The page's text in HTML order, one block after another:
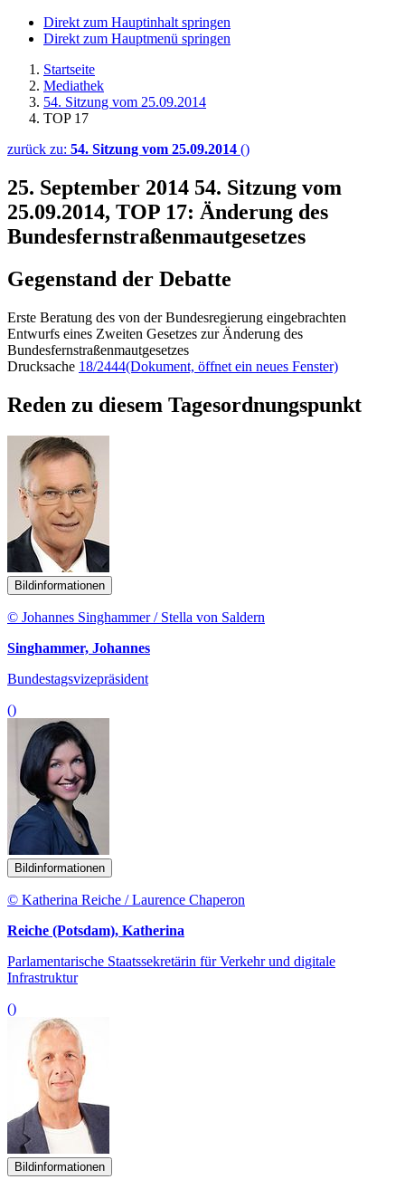
Direkt zum Hauptinhalt springen
Direkt zum Hauptmenü springen
Startseite
Mediathek
54. Sitzung vom 25.09.2014
TOP 17
zurück zu: 54. Sitzung vom 25.09.2014 ()
25. September 2014 54. Sitzung vom
25.09.2014, TOP 17: Änderung des
Bundesfernstraßenmautgesetzes
Gegenstand der Debatte
Erste Beratung des von der Bundesregierung eingebrachten
Entwurfs eines Zweiten Gesetzes zur Änderung des
Bundesfernstraßenmautgesetzes
Drucksache 18/2444(Dokument, öffnet ein neues Fenster)
Reden zu diesem Tagesordnungspunkt
Bildinformationen
© Johannes Singhammer / Stella von Saldern
Singhammer, Johannes
Bundestagsvizepräsident
()
Bildinformationen
© Katherina Reiche / Laurence Chaperon
Reiche (Potsdam), Katherina
Parlamentarische Staatssekretärin für Verkehr und digitale
Infrastruktur
()
Bildinformationen